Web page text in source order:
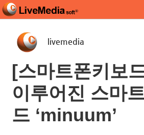
페밀리 사이트
livemedia
[스마트폰키보
이루어진 스마
드 ‘minuum’